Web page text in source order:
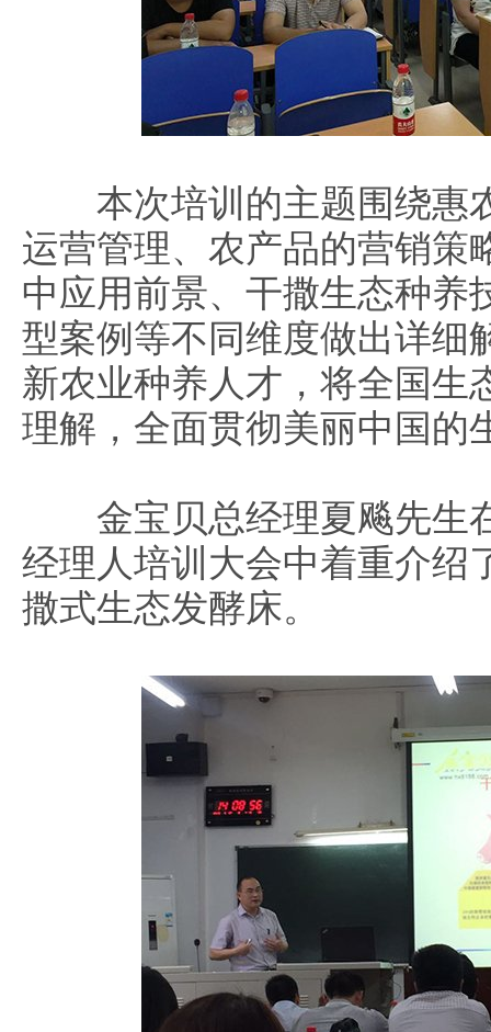
本次培训的主题围绕惠
运营管理、农产品的营销策
中应用前景、干撒生态种养
型案例等不同维度做出详细
新农业种养人才，将全国生
理解，全面贯彻美丽中国的
金宝贝总经理夏飚先生
经理人培训大会中着重介
撒式生态发酵床。